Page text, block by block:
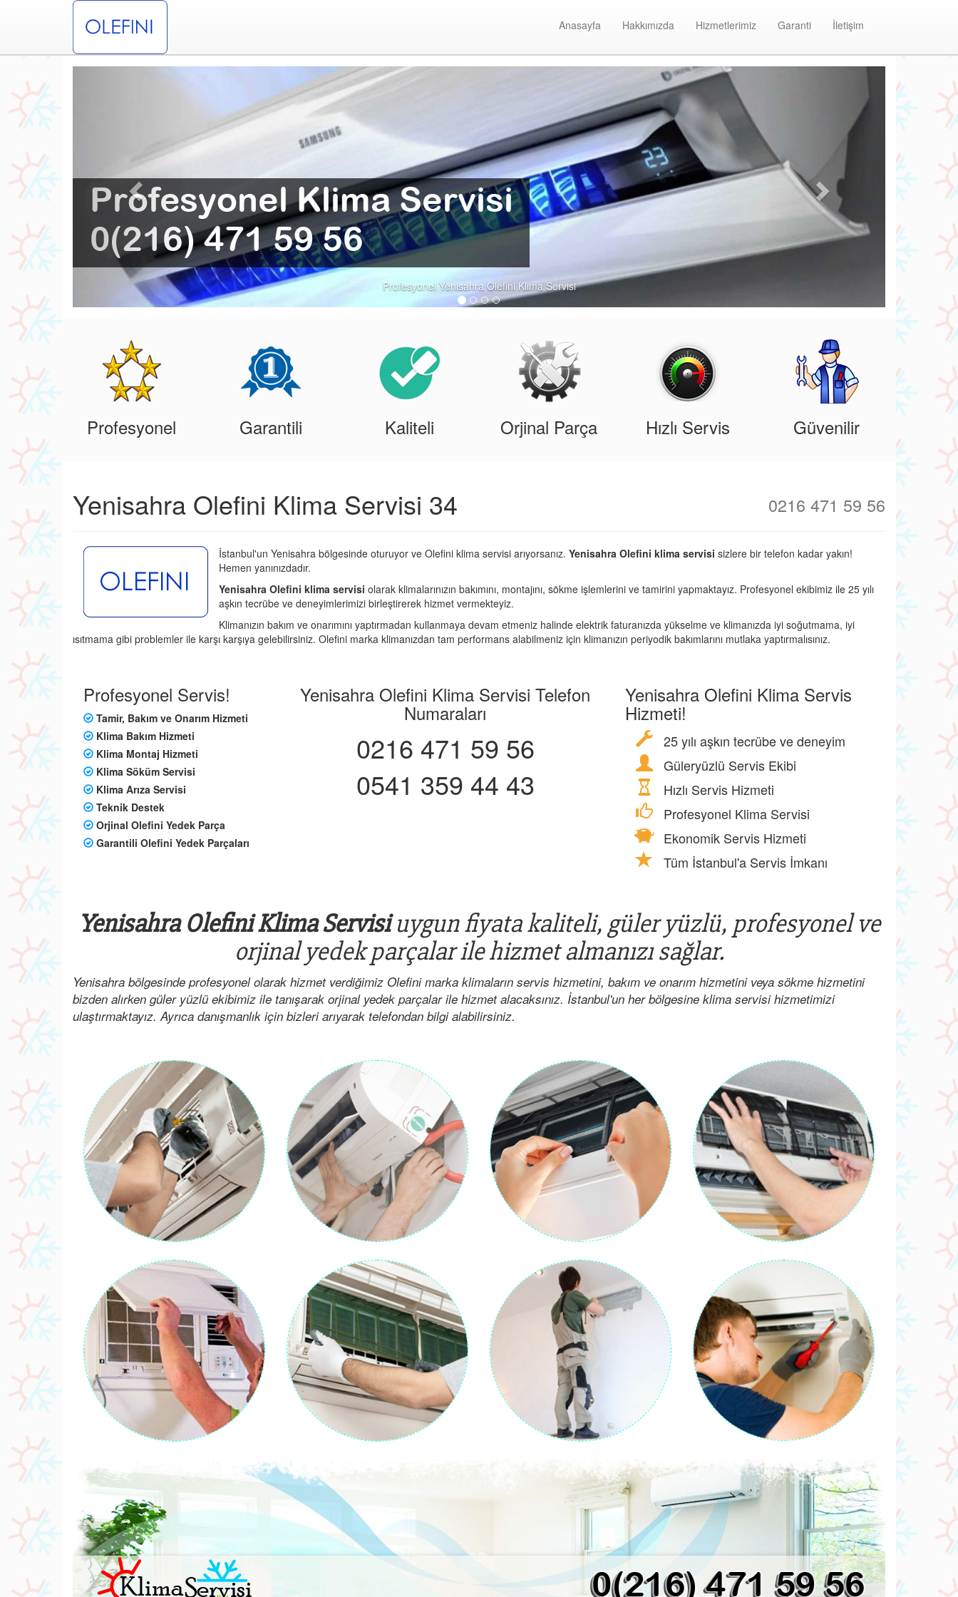
Anasayfa Hakkımızda Hizmetlerimiz Garanti İletişim
Profesyonel Garantili Kaliteli Orjinal Parça Hızlı Servis Güvenilir
Yenisahra Olefini Klima Servisi 34 0216 471 59 56
İstanbul'un Yenisahra bölgesinde oturuyor ve Olefini klima servisi arıyorsanız. Yenisahra Olefini klima servisi sizlere bir telefon kadar yakın!
Hemen yanınızdadır.
Yenisahra Olefini klima servisi olarak klimalarınızın bakımını, montajını, sökme işlemlerini ve tamirini yapmaktayız. Profesyonel ekibimiz ile 25 yılı
aşkın tecrübe ve deneyimlerimizi birleştirerek hizmet vermekteyiz.
Klimanızın bakım ve onarımını yaptırmadan kullanmaya devam etmeniz halinde elektrik faturanızda yükselme ve klimanızda iyi soğutmama, iyi
ısıtmama gibi problemler ile karşı karşıya gelebilirsiniz. Olefini marka klimanızdan tam performans alabilmeniz için klimanızın periyodik bakımlarını mutlaka yaptırmalısınız.
Profesyonel Servis!
Tamir, Bakım ve Onarım Hizmeti
Klima Bakım Hizmeti
Klima Montaj Hizmeti
Klima Söküm Servisi
Klima Arıza Servisi
Teknik Destek
Orjinal Olefini Yedek Parça
Garantili Olefini Yedek Parçaları
Yenisahra Olefini Klima Servisi Telefon
Numaraları
0216 471 59 56
0541 359 44 43
Yenisahra Olefini Klima Servis
Hizmeti!
25 yılı aşkın tecrübe ve deneyim
Güleryüzlü Servis Ekibi
Hızlı Servis Hizmeti
Profesyonel Klima Servisi
Ekonomik Servis Hizmeti
Tüm İstanbul'a Servis İmkanı
Yenisahra Olefini Klima Servisiuygun fiyata kaliteli, güler yüzlü, profesyonel ve
orjinal yedek parçalar ile hizmet almanızı sağlar.
Yenisahra bölgesinde profesyonel olarak hizmet verdiğimiz Olefini marka klimaların servis hizmetini, bakım ve onarım hizmetini veya sökme hizmetini
bizden alırken güler yüzlü ekibimiz ile tanışarak orjinal yedek parçalar ile hizmet alacaksınız. İstanbul'un her bölgesine klima servisi hizmetimizi
ulaştırmaktayız. Ayrıca danışmanlık için bizleri arıyarak telefondan bilgi alabilirsiniz.